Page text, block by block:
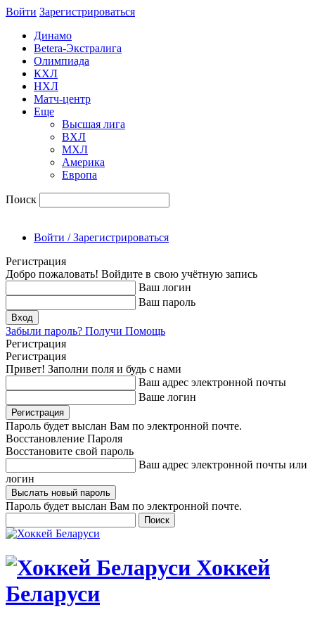
Войти Зарегиcтрироваться
Динамо
Betera-Экстралига
Олимпиада
КХЛ
НХЛ
Матч-центр
Еще
Высшая лига
ВХЛ
МХЛ
Америка
Европа
Поиск
Войти / Зарегистрироваться
Регистрация
Добро пожаловать! Войдите в свою учётную запись
Ваш логин
Ваш пароль
Забыли пароль? Получи Помощь
Регистрация
Регистрация
Привет! Заполни поля и будь с нами
Ваш адрес электронной почты
Ваше логин
Пароль будет выслан Вам по электронной почте.
Восстановление Пароля
Восстановите свой пароль
Ваш адрес электронной почты или
логин
Пароль будет выслан Вам по электронной почте.
Хоккей
Беларуси